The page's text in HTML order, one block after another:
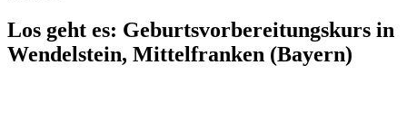
Los geht es: Geburtsvorbereitungskurs in
Wendelstein, Mittelfranken (Bayern)